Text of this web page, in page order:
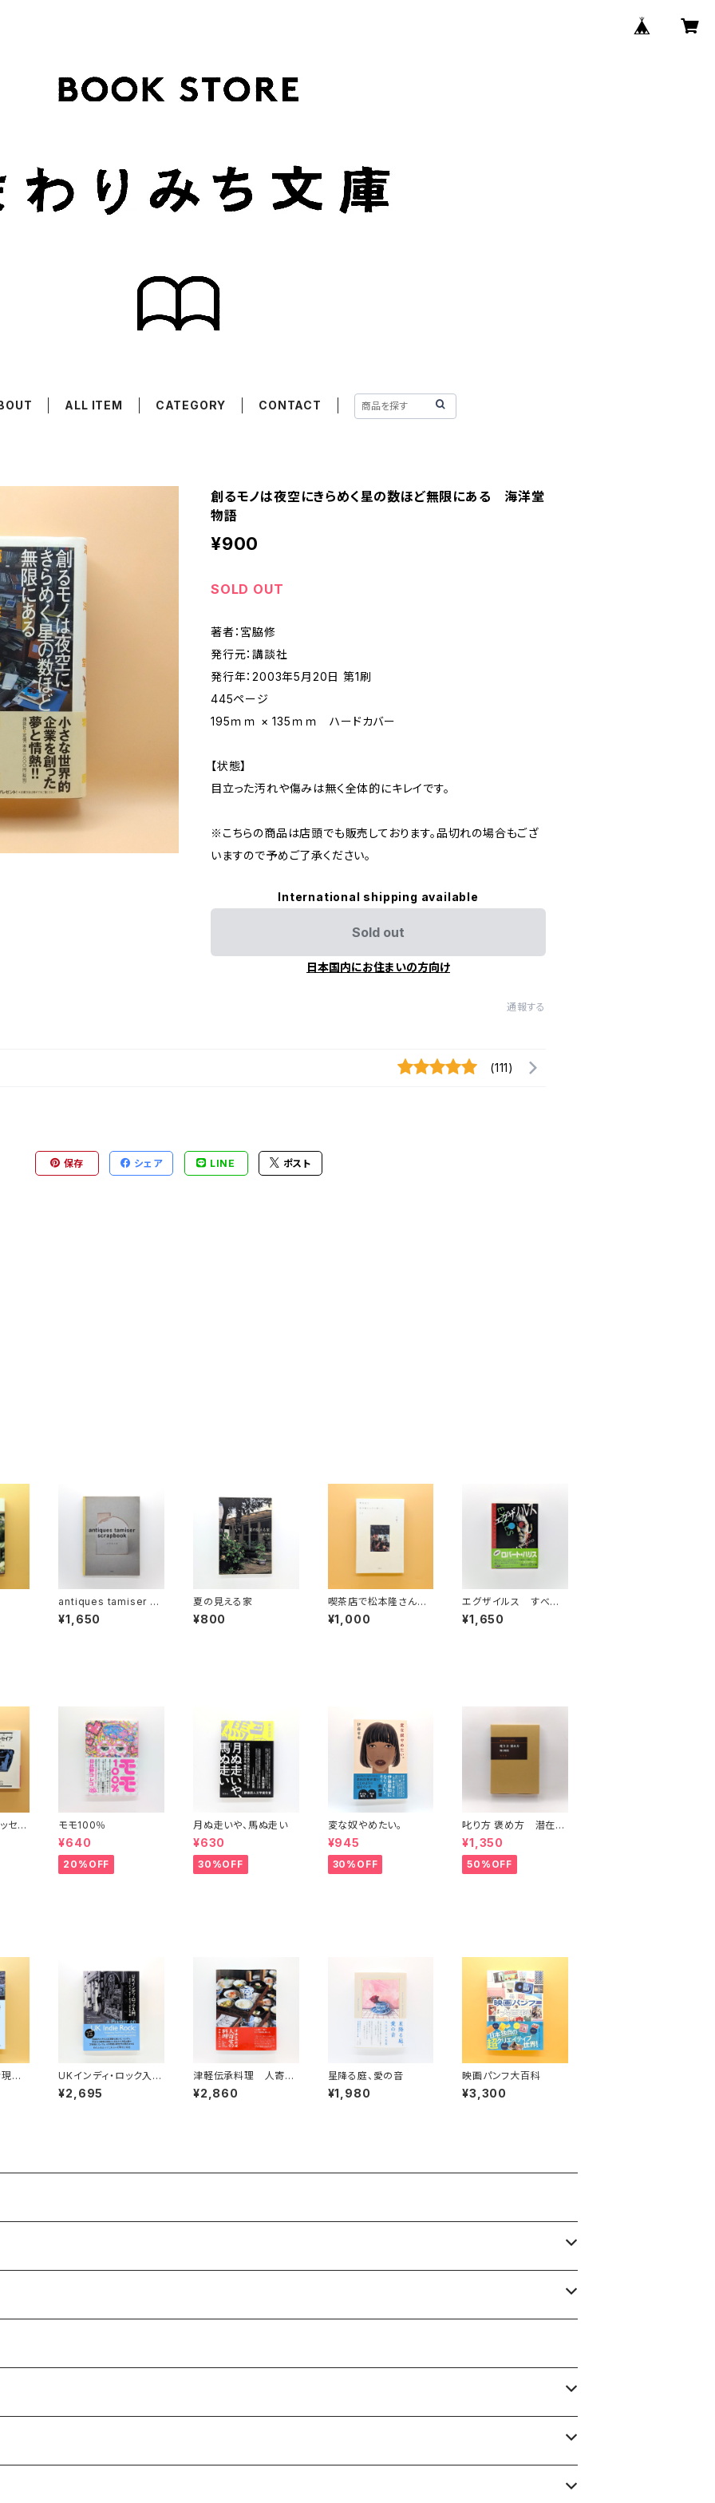
ALL ITEM CATEGORY CONTACT
創るモノは夜空にきらめく星の数ほど無限にある 海洋堂
物語
¥900
SOLD OUT
著者：宮脇修
発行元：講談社
発行年：2003年5月20日 第1刷
445ページ
195ｍｍ × 135ｍｍ ハードカバー
【状態】
目立った汚れや傷みは無く全体的にキレイです。
※こちらの商品は店頭でも販売しております。品切れの場合もござ
いますので予めご了承ください。
International shipping available
Sold out
日本国内にお住まいの方向け
通報する
(111)
保存 シェア LINE ポスト
antiques tamiser sc
rapbook（アンティーク
ス タミゼ ・スクラップブ
¥1,650
夏の見える家
¥800
喫茶店で松本隆さんか
ら聞いたこと
¥1,000
エグザイルス すべて
の度は自分へとつなが
っている（講談社＋α文
¥1,650
セイ
モモ100％
¥640
20%OFF
月ぬ走いや、馬ぬ走い
¥630
30%OFF
変な奴やめたい。
¥945
30%OFF
叱り方 褒め方 潜在意
識教育法叢書
¥1,350
50%OFF
UKインディ・ロック入
門 ポスト・パンク、ギ
ター・ポップ、スカとダブ
¥2,695
津軽伝承料理 人寄せ
の料理
¥2,860
星降る庭、愛の音
¥1,980
映画パンフ大百科
¥3,300